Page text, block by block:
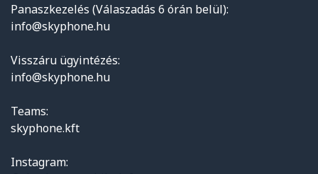
Panaszkezelés (Válaszadás 6 órán belül):
info@skyphone.hu
Visszáru ügyintézés:
info@skyphone.hu
Teams:
skyphone.kft
Instagram: